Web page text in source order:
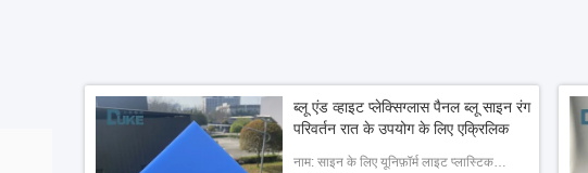
ब्लू एंड व्हाइट प्लेक्सिग्लास पैनल ब्लू साइन रंग
परिवर्तन रात के उपयोग के लिए एक्रिलिक
नाम: साइन के लिए यूनिफ़ॉर्म लाइट प्लास्टिक